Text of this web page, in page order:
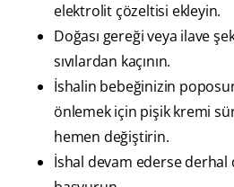
elektrolit çözeltisi ekleyin.
Doğası gereği veya ilave
sıvılardan kaçının.
İshalin bebeğinizin
önlemek için pişik kremi
hemen değiştirin.
İshal devam ederse